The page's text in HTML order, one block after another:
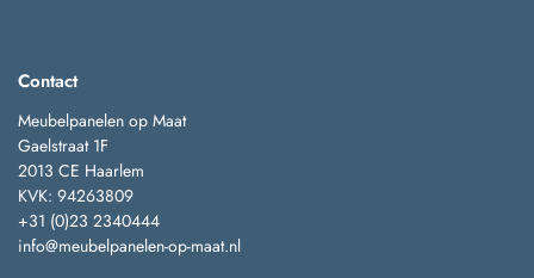
Contact
Meubelpanelen op Maat
Gaelstraat 1F
2013 CE Haarlem
KVK: 94263809
+31 (0)23 2340444
info@meubelpanelen-op-maat.nl